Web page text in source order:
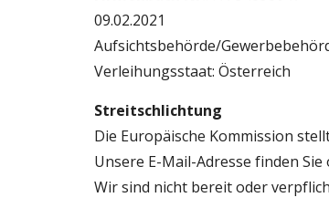
09.02.2021
Aufsichtsbehörde/
Verleihungsstaat: Österreich
Streitschlichtung
Die Europäische Kommission
Unsere E-Mail-Adresse finden
Wir sind nicht bereit oder